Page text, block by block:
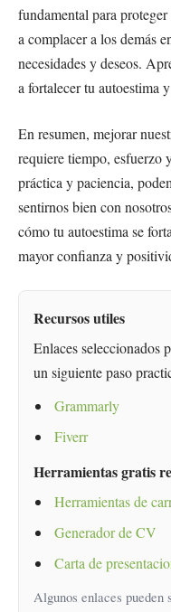
fundamental para
a complacer a los demás
necesidades y deseos.
a fortalecer tu autoestima
En resumen, mejorar
requiere tiempo, esfuerzo
práctica y paciencia,
sentirnos bien con
cómo tu autoestima se
mayor confianza y
Recursos utiles
Enlaces seleccionados
un siguiente paso
Grammarly
Fiverr
Herramientas gratis
Herramientas de
Generador de CV
Carta de
Algunos enlaces